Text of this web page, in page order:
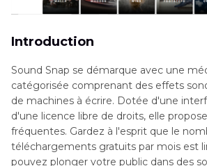
Introduction
Sound Snap se démarque avec une
catégorisée comprenant des effets
de machines à écrire. Dotée d'une
d'une licence libre de droits, elle
fréquentes. Gardez à l'esprit que le
téléchargements gratuits par mois est
pouvez plonger votre public dans des